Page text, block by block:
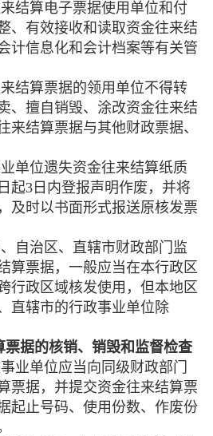
算电子票据使用单位和付
、有效接收和读取资金往来结
计信息化和会计档案等有关管
算票据的领用单位不得转
、擅自销毁、涂改资金往来结
来结算票据与其他财政票据、
位遗失资金往来结算纸质
起3 日内登报声明作废，并将
及时以书面形式报送原核发票
治区、直辖市财政部门监
算票据，一般应当在本行政区
行政区域核发使用，但本地区
直辖市的行政事业单位除
据的核销、销毁和监督检查
单位应当向同级财政部门
票据，并提交资金往来结算票
起止号码、使用份数、作废份